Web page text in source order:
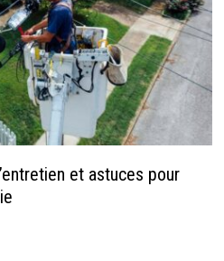
et astuces pour